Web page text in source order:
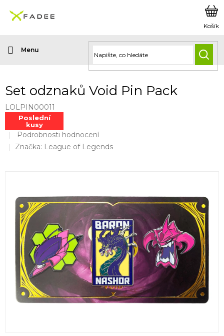
obsah
Set odznaků Void Pin Pack
LOLPIN00011
Poslední
kusy
Průměrné
hodnocení
hvězdiček.
Podrobnosti hodnocení
Značka: League of Legends